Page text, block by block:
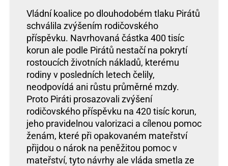
Vládní koalice po dlouhodobém tlaku Pirátů
schválila zvýšením rodičovského
příspěvku. Navrhovaná částka 400 tisíc
korun ale podle Pirátů nestačí na pokrytí
rostoucích životních nákladů, kterému
rodiny v posledních letech čelily,
neodpovídá ani růstu průměrné mzdy.
Proto Piráti prosazovali zvýšení
rodičovského příspěvku na 420 tisíc korun,
jeho pravidelnou valorizaci a cílenou pomoc
ženám, které při opakovaném mateřství
přijdou o nárok na peněžitou pomoc v
mateřství, tyto návrhy ale vláda smetla ze